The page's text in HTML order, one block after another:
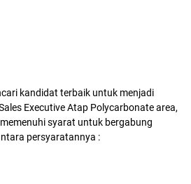
kandidat terbaik untuk menjadi
Executive Atap Polycarbonate area,
syarat untuk bergabung
persyaratannya :